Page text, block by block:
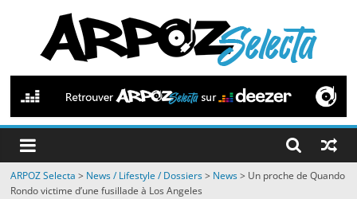
contenu
ARPOZ
Selecta
by
ARPOZ
ARPOZ Selecta > News / Lifestyle / Dossiers> News> Un proche de Quando
Rondo victime d’une fusillade à Los Angeles